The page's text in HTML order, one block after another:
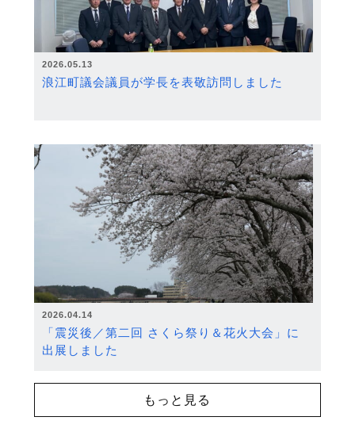
2026.05.13
浪江町議会議員が学長を表敬訪問しました
2026.04.14
「震災後／第二回 さくら祭り＆花火大会」に
出展しました
もっと見る